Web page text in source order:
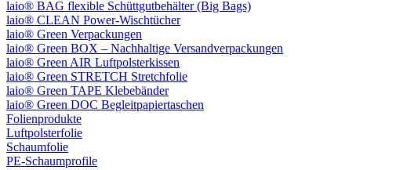
laio® BAG flexible Schüttgutbehälter (Big Bags)
laio® CLEAN Power-Wischtücher
laio® Green Verpackungen
laio® Green BOX – Nachhaltige Versandverpackungen
laio® Green AIR Luftpolsterkissen
laio® Green STRETCH Stretchfolie
laio® Green TAPE Klebebänder
laio® Green DOC Begleitpapiertaschen
Folienprodukte
Luftpolsterfolie
Schaumfolie
PE-Schaumprofile